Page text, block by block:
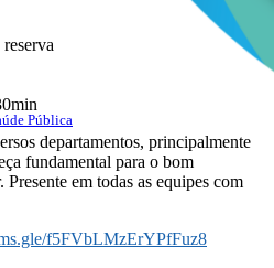
Pública
departamentos, principalmente
fundamental para o bom
em todas as equipes com
f5FVbLMzErYPfFuz8